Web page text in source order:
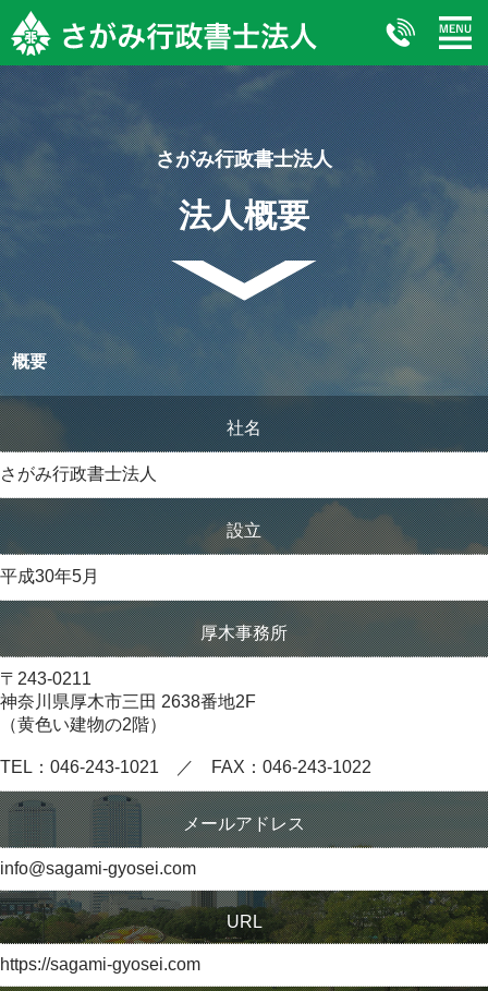
さがみ行政書士法人
法人概要
概要
社名
さがみ行政書士法人
設立
平成30年5月
厚木事務所
〒243-0211
神奈川県厚木市三田 2638番地2F
（黄色い建物の2階）
TEL：046-243-1021 ／ FAX：046-243-1022
メールアドレス
info@sagami-gyosei.com
URL
https://sagami-gyosei.com